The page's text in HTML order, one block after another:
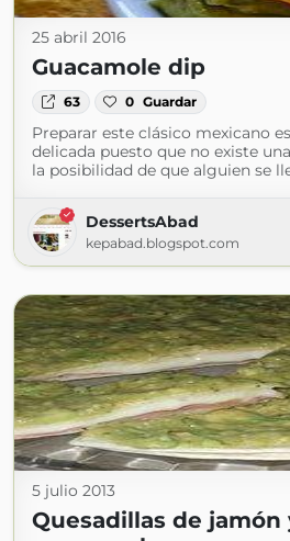
25 abril 2016
Guacamole dip
63 0 Guardar
Preparar este clásico mexicano
delicada puesto que no existe
la posibilidad de que alguien se
DessertsAbad
kepabad.blogspot.com
5 julio 2013
Quesadillas de jamón